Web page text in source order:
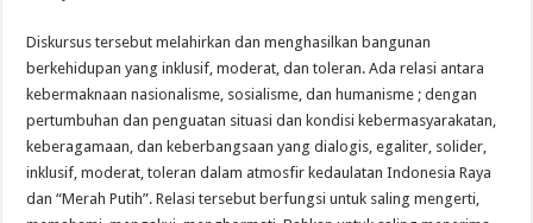
Diskursus tersebut melahirkan dan menghasilkan bangunan
berkehidupan yang inklusif, moderat, dan toleran. Ada relasi antara
kebermaknaan nasionalisme, sosialisme, dan humanisme ; dengan
pertumbuhan dan penguatan situasi dan kondisi kebermasyarakatan,
keberagamaan, dan keberbangsaan yang dialogis, egaliter, solider,
inklusif, moderat, toleran dalam atmosfir kedaulatan Indonesia Raya
dan “Merah Putih”. Relasi tersebut berfungsi untuk saling mengerti,